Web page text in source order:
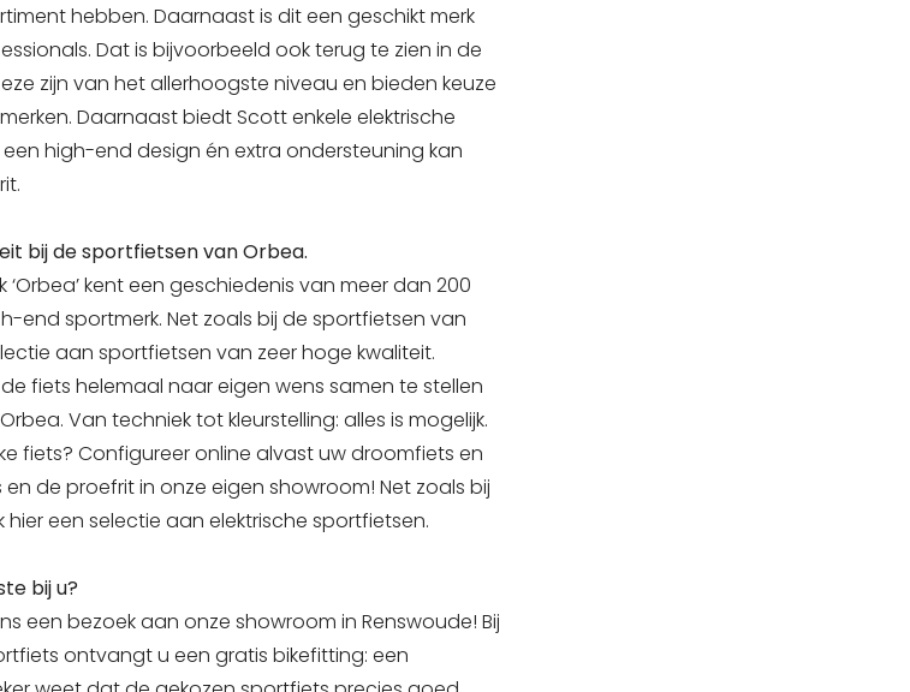
hebben. Daarnaast is dit een geschikt merk
Dat is bijvoorbeeld ook terug te zien in de
zijn van het allerhoogste niveau en bieden keuze
Daarnaast biedt Scott enkele elektrische
high-end design én extra ondersteuning kan
bij de sportfietsen van Orbea.
kent een geschiedenis van meer dan 200
end sportmerk. Net zoals bij de sportfietsen van
aan sportfietsen van zeer hoge kwaliteit.
fiets helemaal naar eigen wens samen te stellen
Van techniek tot kleurstelling: alles is mogelijk.
fiets? Configureer online alvast uw droomfiets en
de proefrit in onze eigen showroom! Net zoals bij
een selectie aan elektrische sportfietsen.
bij u?
een bezoek aan onze showroom in Renswoude! Bij
ontvangt u een gratis bikefitting: een